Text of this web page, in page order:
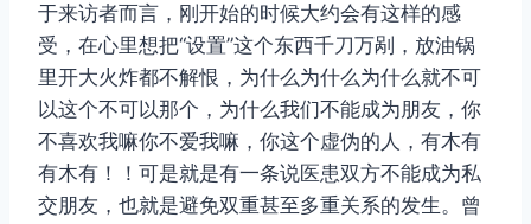
于来访者而言，刚开始的时候大约会有这样的感
受，在心里想把“设置”这个东西千刀万剐，放油锅
里开大火炸都不解恨，为什么为什么为什么就不可
以这个不可以那个，为什么我们不能成为朋友，你
不喜欢我嘛你不爱我嘛，你这个虚伪的人，有木有
有木有！！可是就是有一条说医患双方不能成为私
交朋友，也就是避免双重甚至多重关系的发生。曾